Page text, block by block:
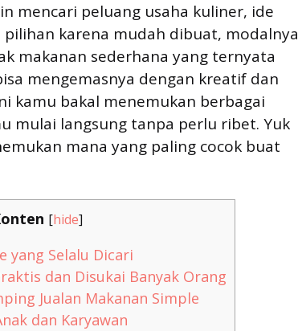
mencari peluang usaha kuliner, ide
karena mudah dibuat, modalnya
makanan sederhana yang ternyata
mengemasnya dengan kreatif dan
kamu bakal menemukan berbagai
mulai langsung tanpa perlu ribet. Yuk
mana yang paling cocok buat
[hide]
yang Selalu Dicari
dan Disukai Banyak Orang
Jualan Makanan Simple
dan Karyawan